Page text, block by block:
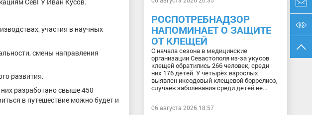
участия в научных
смены направления
развития.
разработано свыше 450
в путешествие можно будет и
РОСПОТРЕБНАДЗОР
НАПОМИНАЕТ О ЗАЩИТЕ
ОТ КЛЕЩЕЙ
С начала сезона в медицинские
организации Севастополя из-за укусов
клещей обратились 266 человек, среди
них 176 детей. У четырёх взрослых
выявлен иксодовый клещевой боррелиоз,
случаев заболевания среди детей не...
06 августа 2026 18:57